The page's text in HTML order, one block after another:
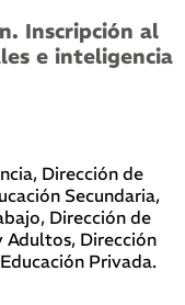
Inscripción al
e inteligencia
Dirección de
Secundaria,
Dirección de
Adultos, Dirección
Privada.